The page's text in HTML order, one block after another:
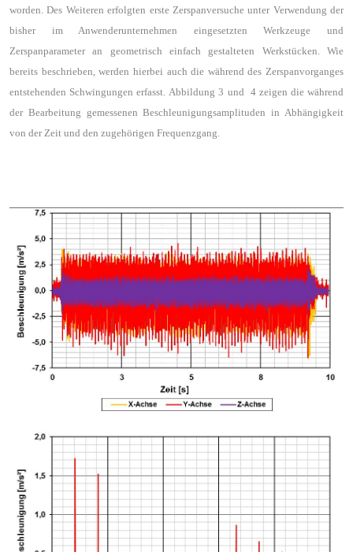
worden. Des Weiteren erfolgten erste Zerspanversuche unter Verwendung der
bisher im Anwenderunternehmen eingesetzten Werkzeuge und
Zerspanparameter an geometrisch einfach gestalteten Werkstücken. Wie
bereits beschrieben, werden hierbei auch die während des Zerspanvorganges
entstehenden Schwingungen erfasst. Abbildung 3 und 4 zeigen die während
der Bearbeitung gemessenen Beschleunigungsamplituden in Abhängigkeit
von der Zeit und den zugehörigen Frequenzgang.